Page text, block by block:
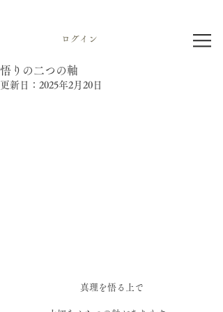
ログイン
悟りの二つの軸
更新日： 2025年2月20日
真理を悟る上で